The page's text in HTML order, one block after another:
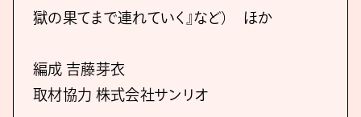
獄の果てまで連れていく』など） ほか
編成 吉藤芽衣
取材協力 株式会社サンリオ